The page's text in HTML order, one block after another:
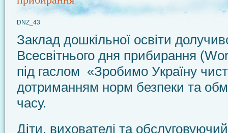
DNZ_43
Заклад дошкільної освіти
Всесвітнього дня прибирання
під гаслом «Зробимо Україну
дотриманням норм безпеки та
часу.
Діти, вихователі та